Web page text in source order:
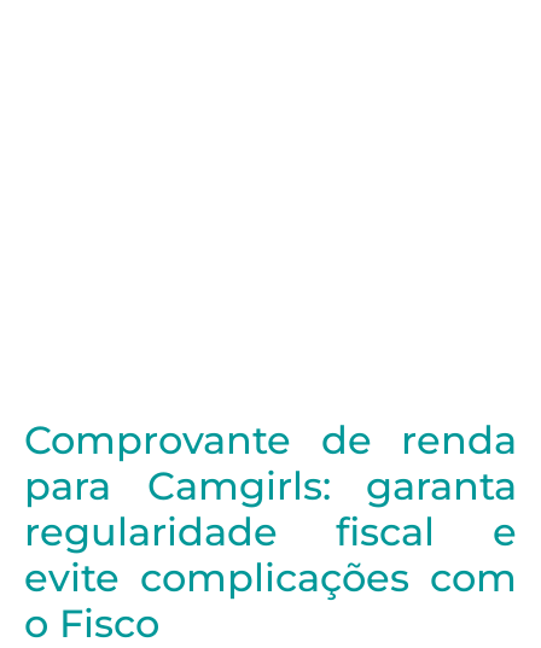
Comprovante de renda
para Camgirls: garanta
regularidade fiscal e
evite complicações com
o Fisco